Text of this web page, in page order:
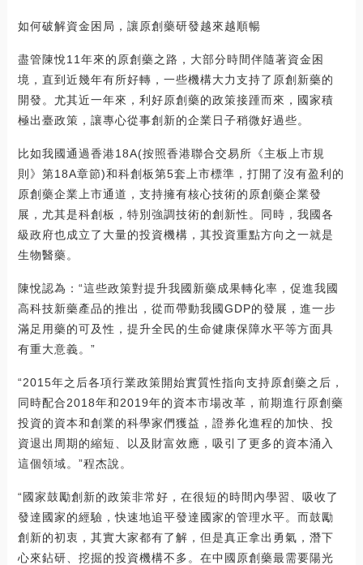
如何破解資金困局，讓原創藥研發越來越順暢
盡管陳悅11年來的原創藥之路，大部分時間伴隨著資金困
境，直到近幾年有所好轉，一些機構大力支持了原創新藥的
開發。尤其近一年來，利好原創藥的政策接踵而來，國家積
極出臺政策，讓專心從事創新的企業日子稍微好過些。
比如我國通過香港18A(按照香港聯合交易所《主板上市規
則》第18A章節)和科創板第5套上市標準，打開了沒有盈利的
原創藥企業上市通道，支持擁有核心技術的原創藥企業發
展，尤其是科創板，特別強調技術的創新性。同時，我國各
級政府也成立了大量的投資機構，其投資重點方向之一就是
生物醫藥。
陳悅認為：“這些政策對提升我國新藥成果轉化率，促進我國
高科技新藥產品的推出，從而帶動我國GDP的發展，進一步
滿足用藥的可及性，提升全民的生命健康保障水平等方面具
有重大意義。”
“2015年之后各項行業政策開始實質性指向支持原創藥之后，
同時配合2018年和2019年的資本市場改革，前期進行原創藥
投資的資本和創業的科學家們獲益，證券化進程的加快、投
資退出周期的縮短、以及財富效應，吸引了更多的資本涌入
這個領域。”程杰說。
“國家鼓勵創新的政策非常好，在很短的時間內學習、吸收了
發達國家的經驗，快速地追平發達國家的管理水平。而鼓勵
創新的初衷，其實大家都有了解，但是真正拿出勇氣，潛下
心來鉆研、挖掘的投資機構不多。在中國原創藥最需要陽光